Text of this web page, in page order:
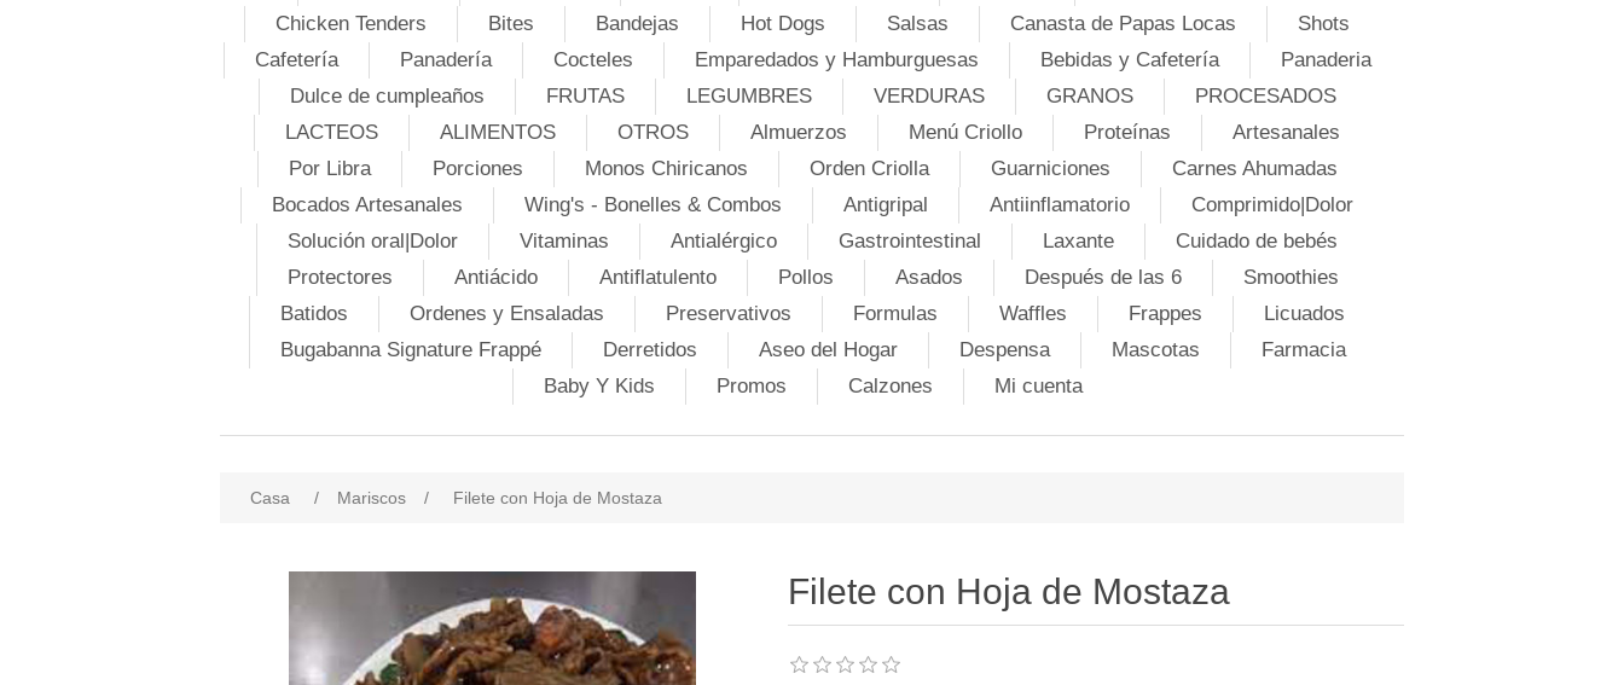
Chicken Tenders
Bites Bandejas Hot Dogs Salsas Canasta de Papas Locas
Shots
Cafetería
Panadería Cocteles Emparedados y Hamburguesas Bebidas y Cafetería
Panaderia
Dulce de cumpleaños
FRUTAS LEGUMBRES VERDURAS GRANOS
PROCESADOS
LACTEOS
ALIMENTOS OTROS Almuerzos Menú Criollo Proteínas
Artesanales
Por Libra
Porciones Monos Chiricanos Orden Criolla Guarniciones
Carnes Ahumadas
Bocados Artesanales
Wing's - Bonelles & Combos Antigripal Antiinflamatorio
Comprimido|Dolor
Solución oral|Dolor
Vitaminas Antialérgico Gastrointestinal Laxante
Cuidado de bebés
Protectores
Antiácido Antiflatulento Pollos Asados Después de las 6
Smoothies
Batidos
Ordenes y Ensaladas Preservativos Formulas Waffles Frappes
Licuados
Bugabanna Signature Frappé
Derretidos Aseo del Hogar Despensa Mascotas
Farmacia
Baby Y Kids
Promos Calzones Mi cuenta
Casa / Mariscos / Filete con Hoja de Mostaza
Filete con Hoja de Mostaza